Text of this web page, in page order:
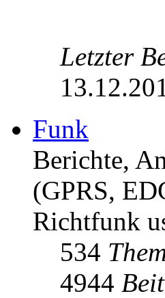
Letzter
Funk
Berichte,
(GPRS,
Richtfunk
534
4944